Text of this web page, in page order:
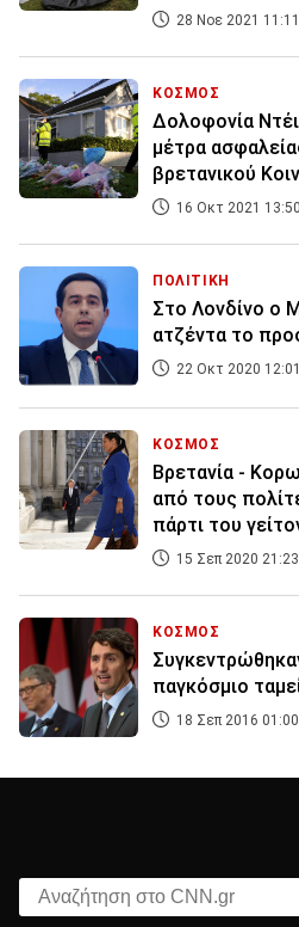
28 Νοε 2021 11:11
ΚΟΣΜΟΣ
Δολοφονία
μέτρα
βρετανικού
16 Οκτ 2021 13:50
ΠΟΛΙΤΙΚΗ
Στο Λονδίνο ο
ατζέντα το
22 Οκτ 2020 12:01
ΚΟΣΜΟΣ
Βρετανία -
από τους
πάρτι του
15 Σεπ 2020 21:23
ΚΟΣΜΟΣ
παγκόσμιο
18 Σεπ 2016 01:00
Αναζήτηση στο CNN.gr